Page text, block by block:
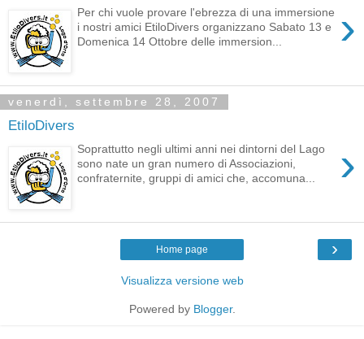
›
Per chi vuole provare l'ebrezza di una immersione
i nostri amici EtiloDivers organizzano Sabato 13 e
Domenica 14 Ottobre delle immersion...
venerdì, settembre 28, 2007
EtiloDivers
›
Soprattutto negli ultimi anni nei dintorni del Lago
sono nate un gran numero di Associazioni,
confraternite, gruppi di amici che, accomuna...
›
Home page
Visualizza versione web
Powered by Blogger.